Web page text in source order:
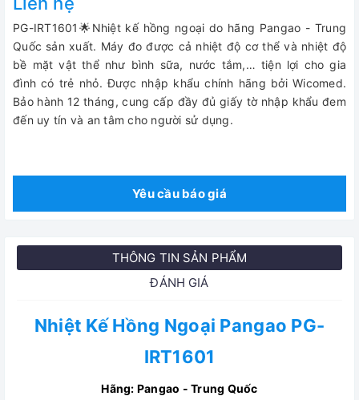
PG-IRT1601🌟Nhiệt kế hồng ngoại do hãng Pangao - Trung
Quốc sản xuất. Máy đo được cả nhiệt độ cơ thể và nhiệt độ
bề mặt vật thể như bình sữa, nước tắm,… tiện lợi cho gia
đình có trẻ nhỏ. Được nhập khẩu chính hãng bởi Wicomed.
Bảo hành 12 tháng, cung cấp đầy đủ giấy tờ nhập khẩu đem
đến uy tín và an tâm cho người sử dụng.
Yêu cầu báo giá
THÔNG TIN SẢN PHẨM
ĐÁNH GIÁ
Nhiệt Kế Hồng Ngoại Pangao PG-
IRT1601
Hãng: Pangao - Trung Quốc